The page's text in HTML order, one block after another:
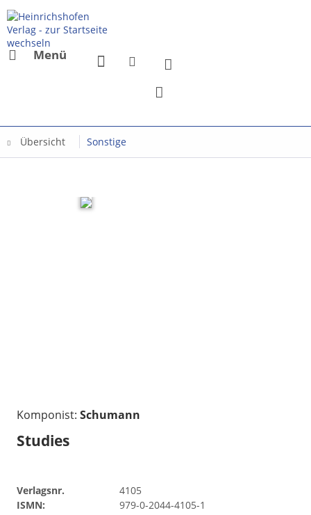
Menü
Übersicht Sonstige
Komponist: Schumann
Studies
Verlagsnr.
4105
ISMN:
979-0-2044-4105-1